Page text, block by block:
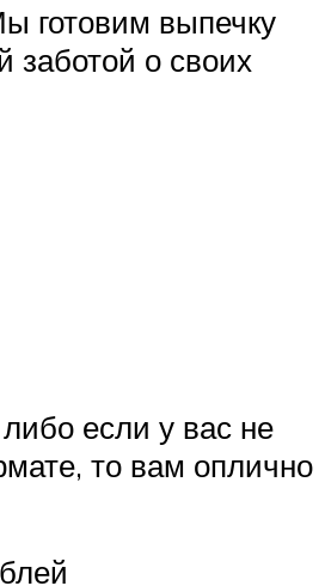
готовим выпечку
заботой о своих
если у вас не
то вам оплично